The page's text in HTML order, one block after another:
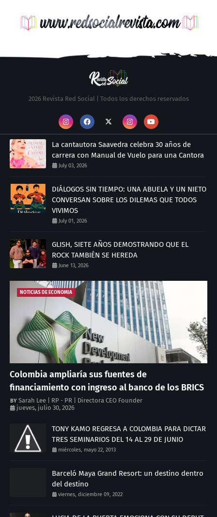
2026 Revista Red Social | Todos los derechos reservados
La cantautora Saavedra celebra 30 años de
carrera con Manual de Vuelo para una Cantora
July 03, 2026
DIÁLOGOS SIN TIEMPO: UNA ABUELA Y UN NIETO
CONVERSAN SOBRE LOS DILEMAS QUE TODOS
VIVIMOS
July 01, 2026
GLISH, SIETE AÑOS DEMOSTRANDO QUE EL
ROCK TAMBIÉN SE HEREDA
June 13, 2026
NOTICIAS DE ECONOMIA
Colombia ampliaría sus fuentes de
financiamiento con ingreso al banco de los BRICS
Sarah Lee | RP - PR | Directora CEO Founder
jueves, julio 30, 2026
TONY KAMO REGRESA A COLOMBIA PARA DICTAR
TRES SEMINARIOS DEL 14 AL 29 DE JUNIO
miércoles, mayo 22, 2013
Barceló Maya Grand Resort: un destino dentro
del destino
viernes, diciembre 09, 2022